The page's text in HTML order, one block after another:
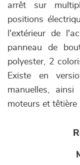
arrêt sur
positions
l'extérieur de
panneau de
polyester, 2
Existe en
manuelles,
moteurs et